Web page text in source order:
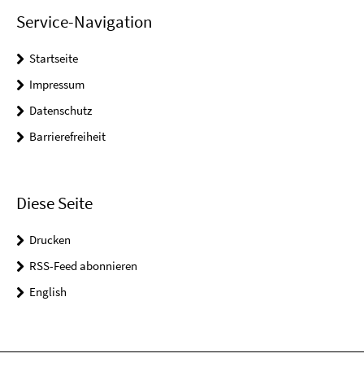
Service-Navigation
Startseite
Impressum
Datenschutz
Barrierefreiheit
Diese Seite
Drucken
RSS-Feed abonnieren
English